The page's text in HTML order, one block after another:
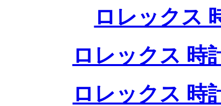
ロレックス
ロレックス 時
ロレックス 時